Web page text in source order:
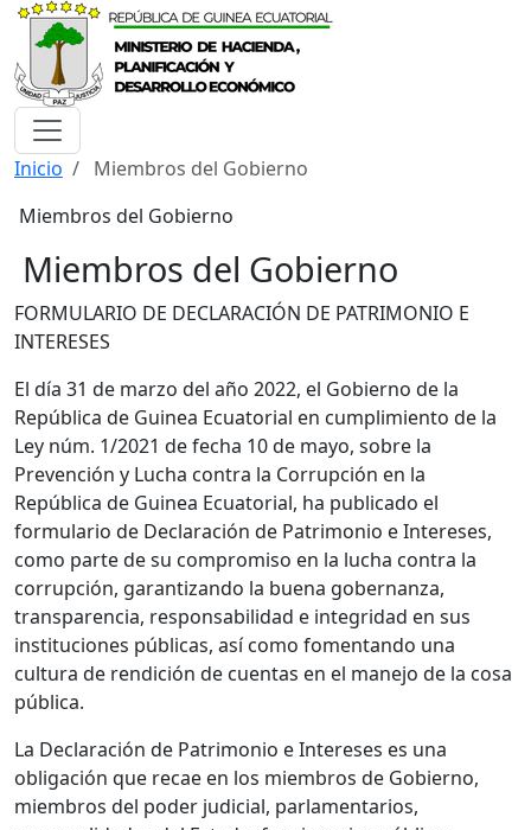
Inicio
Miembros del Gobierno
Miembros del Gobierno
Miembros del Gobierno
FORMULARIO DE DECLARACIÓN DE PATRIMONIO E
INTERESES
El día 31 de marzo del año 2022, el Gobierno de la
República de Guinea Ecuatorial en cumplimiento de la
Ley núm. 1/2021 de fecha 10 de mayo, sobre la
Prevención y Lucha contra la Corrupción en la
República de Guinea Ecuatorial, ha publicado el
formulario de Declaración de Patrimonio e Intereses,
como parte de su compromiso en la lucha contra la
corrupción, garantizando la buena gobernanza,
transparencia, responsabilidad e integridad en sus
instituciones públicas, así como fomentando una
cultura de rendición de cuentas en el manejo de la cosa
pública.
La Declaración de Patrimonio e Intereses es una
obligación que recae en los miembros de Gobierno,
miembros del poder judicial, parlamentarios,